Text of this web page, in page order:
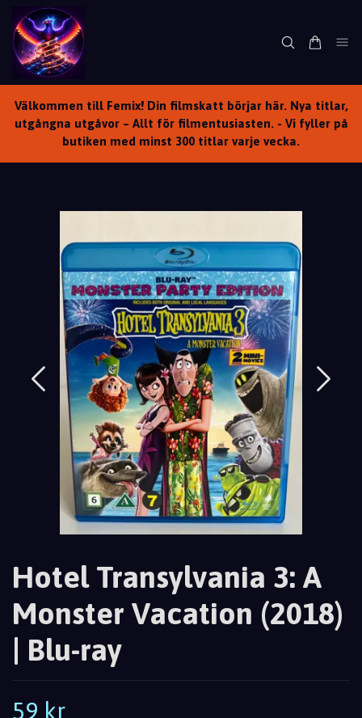
Välkommen till Femix! Din filmskatt börjar här. Nya titlar,
utgångna utgåvor – Allt för filmentusiasten. - Vi fyller på
butiken med minst 300 titlar varje vecka.
Hotel Transylvania 3: A
Monster Vacation (2018)
| Blu-ray
59 kr